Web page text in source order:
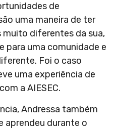
de
uma maneira de ter
diferentes da sua,
uma comunidade e
Foi o caso
uma experiência de
a AIESEC.
Andressa também
aprendeu durante o